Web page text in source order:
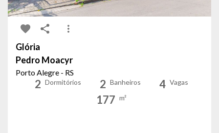
Glória
Pedro Moacyr
Porto Alegre - RS
2 Dormitórios 2 Banheiros 4 Vagas
177 m²